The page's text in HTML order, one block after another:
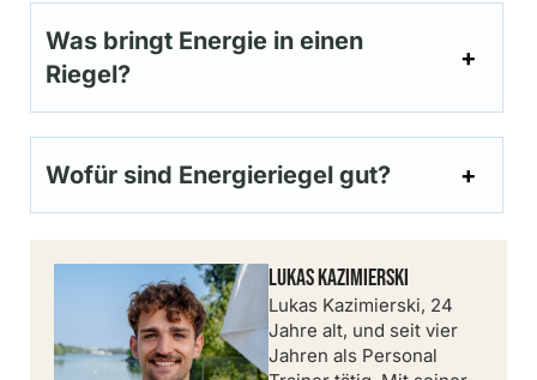
Was bringt Energie in einen
Riegel?
Wofür sind Energieriegel gut?
Lukas Kazimierski
Lukas Kazimierski, 24
Jahre alt, und seit vier
Jahren als Personal